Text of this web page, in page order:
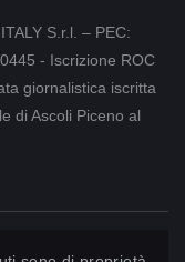
S.r.l. – PEC:
- Iscrizione ROC
giornalistica iscritta
di Ascoli Piceno al